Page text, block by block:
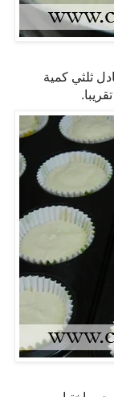
ثلثي كمية